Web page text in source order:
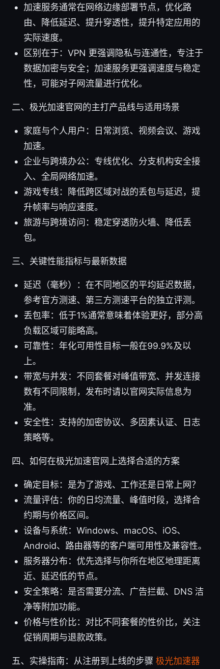
加速服务通常在网络边缘部署节点，优化路
由、降低延迟、提升穿透性，提升特定应用的
实际速度。
区别在于：VPN 更强调隐私与连通性，专注于
数据加密与安全；加速服务更强调速度与稳定
性，可能对子网流量进行优化。
二、极光加速官网的主打产品线与适用场景
家庭与个人用户：日常浏览、视频会议、游戏
加速。
企业与跨境办公：专线优化、分支机构安全接
入、全局网络加速。
游戏专线：降低跨区域对战的丢包与延迟，提
升帧率与响应速度。
旅游与跨境访问：稳定穿透防火墙、降低丢
包。
三、关键性能指标与最新数据
延迟（毫秒）：在不同地区的平均延迟数据，
参考官方测速、第三方测速平台的独立评测。
丢包率：低于1%通常意味着体验更好，部分高
负载区域可能略高。
可靠性：年化可用性目标一般在99.9%及以
上。
带宽与并发：不同套餐对峰值带宽、并发连接
数有不同限制，发布时请以官网实际信息为
准。
安全性：支持的加密协议、多因素认证、日志
策略等。
四、如何在极光加速官网上选择合适的方案
确定目标：是为了游戏、工作还是日常上网？
流量评估：你的日均流量、峰值时段，选择合
约期与价格区间。
设备与系统：Windows、macOS、iOS、
Android、路由器等的客户端可用性及兼容性。
服务器分布：优先选择与你所在地区地理距离
近、延迟低的节点。
安全策略：是否需要分流、广告拦截、DNS 洁
净等附加功能。
价格与性价比：对比不同套餐的性价比，关注
促销周期与退款政策。
五、实操指南：从注册到上线的步骤 极光加速器